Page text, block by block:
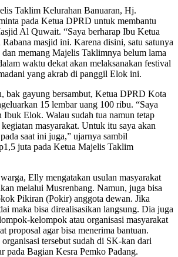
Taklim Kelurahan Banuaran, Hj.
pada Ketua DPRD untuk membantu
Al Quwait. “Saya berharap Ibu Ketua
Rabana masjid ini. Karena disini, satu satunya
memang Majelis Taklimnya belum lama
waktu dekat akan melaksanakan festival
yang akrab di panggil Elok ini.
bak gayung bersambut, Ketua DPRD Kota
15 lembar uang 100 ribu. “Saya
Ibuk Elok. Walau sudah tua namun tetap
masyarakat. Untuk itu saya akan
saat ini juga,” ujarnya sambil
juta pada Ketua Majelis Taklim
Elly mengatakan usulan masyarakat
melalui Musrenbang. Namun, juga bisa
Pikiran (Pokir) anggota dewan. Jika
maka bisa direalisasikan langsung. Dia juga
kelompok atau organisasi masyarakat
proposal agar bisa menerima bantuan.
tersebut sudah di SK-kan dari
pada Bagian Kesra Pemko Padang.